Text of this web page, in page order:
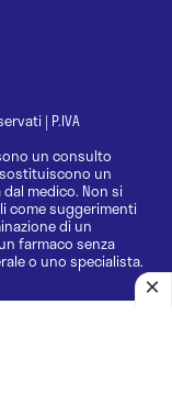
| P.IVA
un consulto
un
medico. Non si
come suggerimenti
di un
farmaco senza
o uno specialista.